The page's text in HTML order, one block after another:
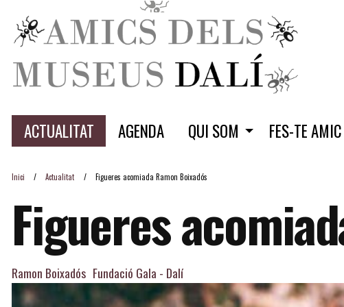
ACTUALITAT AGENDA QUI SOM FES-TE AMIC
Inici Actualitat Figueres acomiada Ramon Boixadós
Figueres
Ramon Boixadós Fundació Gala - Dalí